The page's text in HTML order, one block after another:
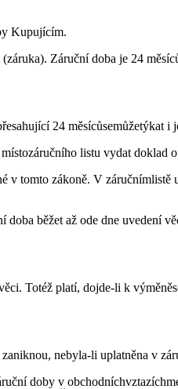
Kupujícím.
Záruční doba je 24
24 měsícůsemůžetýkat i
listu vydat doklad
v tomto zákoně. V záručnímlistě
běžet až ode dne uvedení
Totéž platí, dojde-li k
nebyla-li uplatněna v
doby v